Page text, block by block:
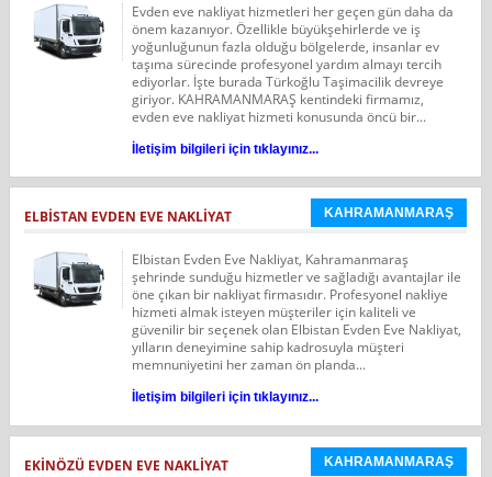
Evden eve nakliyat hizmetleri her geçen gün daha da
önem kazanıyor. Özellikle büyükşehirlerde ve iş
yoğunluğunun fazla olduğu bölgelerde, insanlar ev
taşıma sürecinde profesyonel yardım almayı tercih
ediyorlar. İşte burada Türkoğlu Taşimacilik devreye
giriyor. KAHRAMANMARAŞ kentindeki firmamız,
evden eve nakliyat hizmeti konusunda öncü bir...
İletişim bilgileri için tıklayınız...
ELBİSTAN EVDEN EVE NAKLİYAT KAHRAMANMARAŞ
Elbistan Evden Eve Nakliyat, Kahramanmaraş
şehrinde sunduğu hizmetler ve sağladığı avantajlar ile
öne çıkan bir nakliyat firmasıdır. Profesyonel nakliye
hizmeti almak isteyen müşteriler için kaliteli ve
güvenilir bir seçenek olan Elbistan Evden Eve Nakliyat,
yılların deneyimine sahip kadrosuyla müşteri
memnuniyetini her zaman ön planda...
İletişim bilgileri için tıklayınız...
EKİNÖZÜ EVDEN EVE NAKLİYAT KAHRAMANMARAŞ